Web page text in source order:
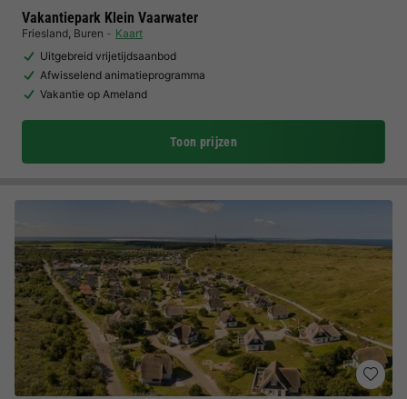
Vakantiepark Klein Vaarwater
Friesland, Buren
Kaart
Uitgebreid vrijetijdsaanbod
Afwisselend animatieprogramma
Vakantie op Ameland
Toon prijzen